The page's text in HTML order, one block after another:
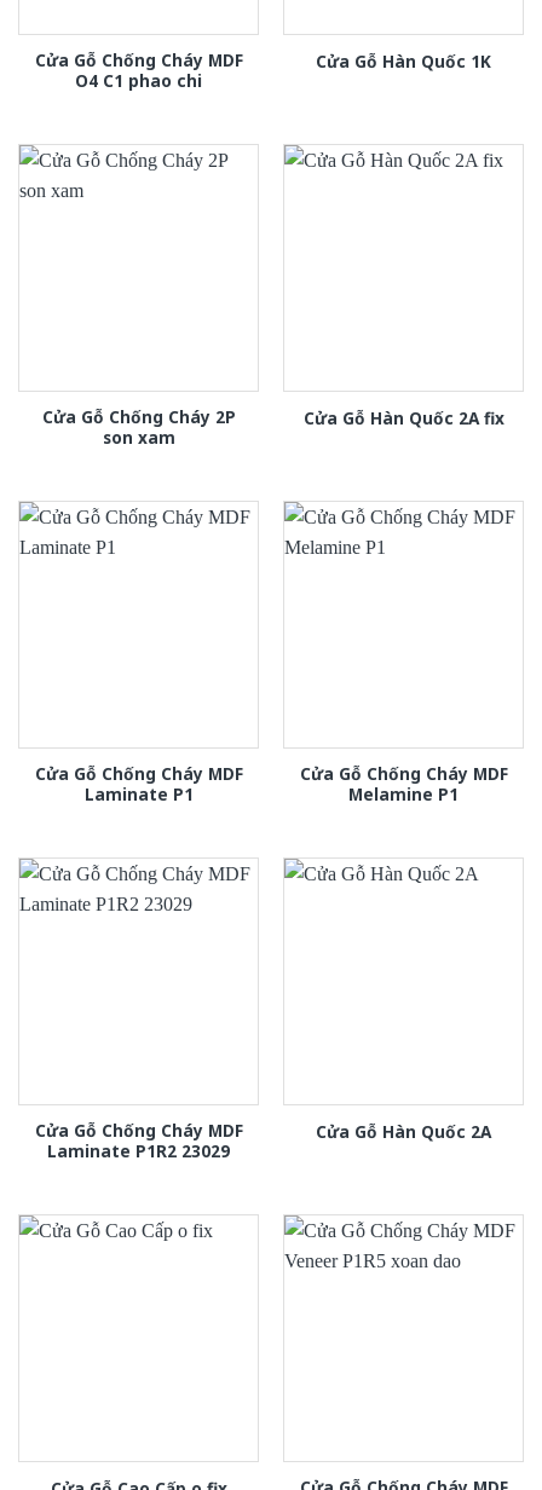
Cửa Gỗ Chống Cháy MDF
O4 C1 phao chi
Cửa Gỗ Hàn Quốc 1K
Cửa Gỗ Chống Cháy 2P
son xam
Cửa Gỗ Hàn Quốc 2A fix
Cửa Gỗ Chống Cháy MDF
Laminate P1
Cửa Gỗ Chống Cháy MDF
Melamine P1
Cửa Gỗ Chống Cháy MDF
Laminate P1R2 23029
Cửa Gỗ Hàn Quốc 2A